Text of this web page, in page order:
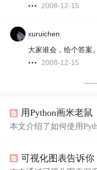
2008-12-15
xuruichen
大家谁会，给个答案
2008-12-15
用Python画米老鼠
本文介绍了如何使用
步骤，为喜欢杨紫和肖
可视化图表告诉